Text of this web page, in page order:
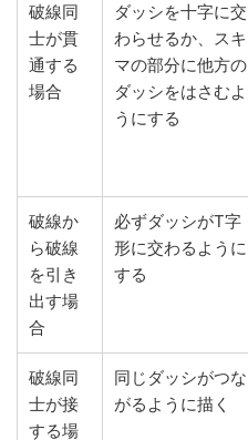
破線同
士が貫
通する
場合
ダッシを十字に交
わらせるか、スキ
マの部分に他方の
ダッシをはさむよ
うにする
破線か
ら破線
を引き
出す場
合
必ずダッシがT字
形に交わるように
する
破線同
士が接
する場
同じダッシがつな
がるように描く